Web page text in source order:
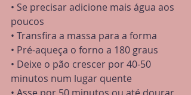
• Se precisar adicione mais água aos
poucos
• Transfira a massa para a forma
• Pré-aqueça o forno a 180 graus
• Deixe o pão crescer por 40-50
minutos num lugar quente